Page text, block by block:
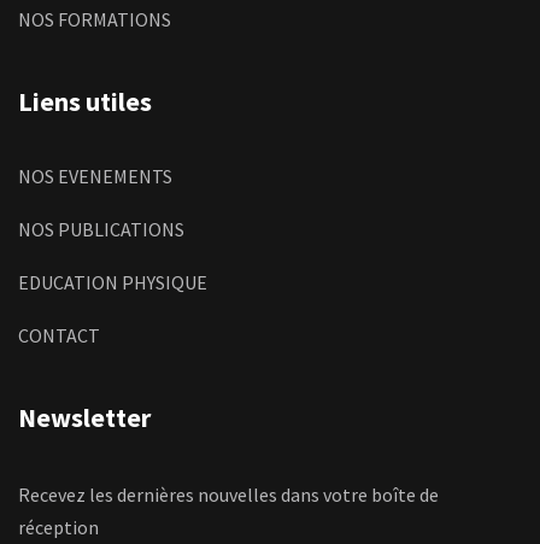
NOS FORMATIONS
Liens utiles
NOS EVENEMENTS
NOS PUBLICATIONS
EDUCATION PHYSIQUE
CONTACT
Newsletter
Recevez les dernières nouvelles dans votre boîte de
réception